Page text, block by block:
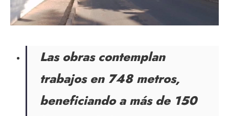
Las obras contemplan
trabajos en 748 metros,
beneficiando a más de 150